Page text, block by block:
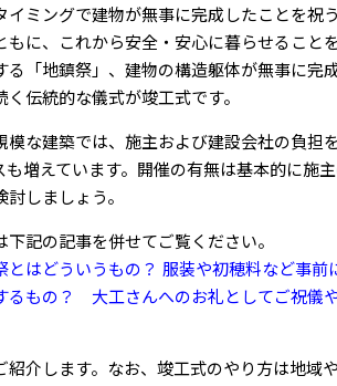
ミングで建物が無事に完成したことを祝
もに、これから安全・安心に暮らせること
る「地鎮祭」、建物の構造躯体が無事に完
伝統的な儀式が竣工式です。
模な建築では、施主および建設会社の負担
増えています。開催の有無は基本的に施
しましょう。
記の記事を併せてご覧ください。
とはどういうもの？ 服装や初穂料など事前
るもの？ 大工さんへのお礼としてご祝儀
紹介します。なお、竣工式のやり方は地域